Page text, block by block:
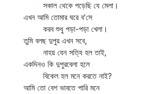
সকাল থেকে পড়েছি যে মেলা।
এখন আমি তোমার ঘরে ব'সে
করব শুধু পড়া-পড়া খেলা।
তুমি বলছ দুপুর এখন সবে,
নাহয় যেন সত্যি হল তাই,
একদিনও কি দুপুরবেলা হলে
বিকেল হল মনে করতে নাই?
আমি তো বেশ ভাবতে পারি মনে